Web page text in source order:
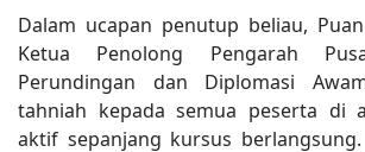
Dalam ucapan penutup beliau,
Ketua Penolong Pengarah
Perundingan dan Diplomasi
tahniah kepada semua peserta di
aktif sepanjang kursus